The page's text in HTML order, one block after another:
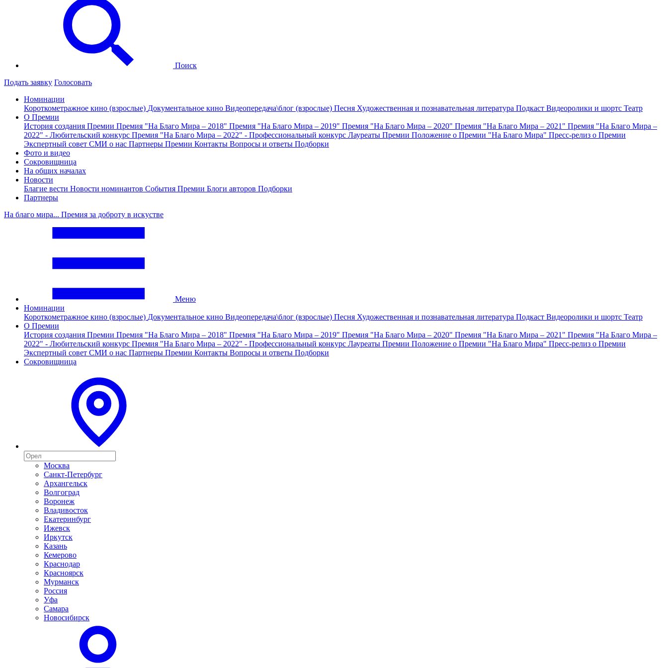
Поиск
Подать заявку Голосовать
Номинации
Короткометражное кино (взрослые) Документальное кино Видеопередача\блог (взрослые) Песня Художественная и познавательная литература Подкаст Видеоролики и шортс Театр
О Премии
История создания Премии Премия "На Благо Мира – 2018" Премия "На Благо Мира – 2019" Премия "На Благо Мира – 2020" Премия "На Благо Мира – 2021" Премия "На Благо Мира –
2022" - Любительский конкурс Премия "На Благо Мира – 2022" - Профессиональный конкурс Лауреаты Премии Положение о Премии "На Благо Мира" Пресс-релиз о Премии
Экспертный совет СМИ о нас Партнеры Премии Контакты Вопросы и ответы Подборки
Фото и видео
Сокровищница
На общих началах
Новости
Благие вести Новости номинантов События Премии Блоги авторов Подборки
Партнеры
На благо мира... Премия за доброту в искустве
Меню
Номинации
Короткометражное кино (взрослые) Документальное кино Видеопередача\блог (взрослые) Песня Художественная и познавательная литература Подкаст Видеоролики и шортс Театр
О Премии
История создания Премии Премия "На Благо Мира – 2018" Премия "На Благо Мира – 2019" Премия "На Благо Мира – 2020" Премия "На Благо Мира – 2021" Премия "На Благо Мира –
2022" - Любительский конкурс Премия "На Благо Мира – 2022" - Профессиональный конкурс Лауреаты Премии Положение о Премии "На Благо Мира" Пресс-релиз о Премии
Экспертный совет СМИ о нас Партнеры Премии Контакты Вопросы и ответы Подборки
Сокровищница
Москва
Санкт-Петербург
Архангельск
Волгоград
Воронеж
Владивосток
Екатеринбург
Ижевск
Иркутск
Казань
Кемерово
Краснодар
Красноярск
Мурманск
Россия
Уфа
Самара
Новосибирск